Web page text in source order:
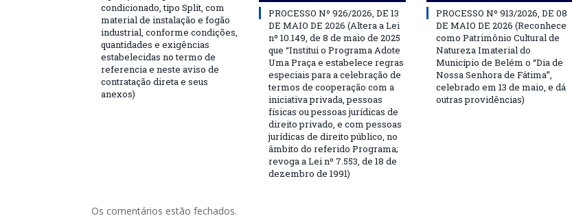
condicionado, tipo Split, com
material de instalação e fogão
industrial, conforme condições,
quantidades e exigências
estabelecidas no termo de
referencia e neste aviso de
contratação direta e seus
anexos)
PROCESSO Nº 926/2026, DE 13
DE MAIO DE 2026 (Altera a Lei
nº 10.149, de 8 de maio de 2025
que “Institui o Programa Adote
Uma Praça e estabelece regras
especiais para a celebração de
termos de cooperação com a
iniciativa privada, pessoas
físicas ou pessoas jurídicas de
direito privado, e com pessoas
jurídicas de direito público, no
âmbito do referido Programa;
revoga a Lei nº 7.553, de 18 de
dezembro de 1991)
PROCESSO Nº 913/2026, DE 08
DE MAIO DE 2026 (Reconhece
como Patrimônio Cultural de
Natureza Imaterial do
Município de Belém o “Dia de
Nossa Senhora de Fátima”,
celebrado em 13 de maio, e dá
outras providências)
Os comentários estão fechados.